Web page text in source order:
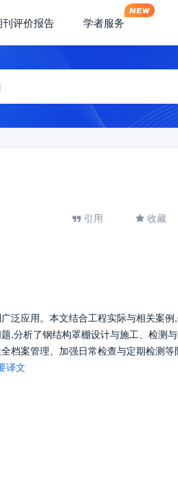
刊评价报告 学者服务
引用 收藏
泛应用。本文结合工程实际与相关案例
,分析了钢结构罩棚设计与施工、检测
档案管理、加强日常检查与定期检测等
译文